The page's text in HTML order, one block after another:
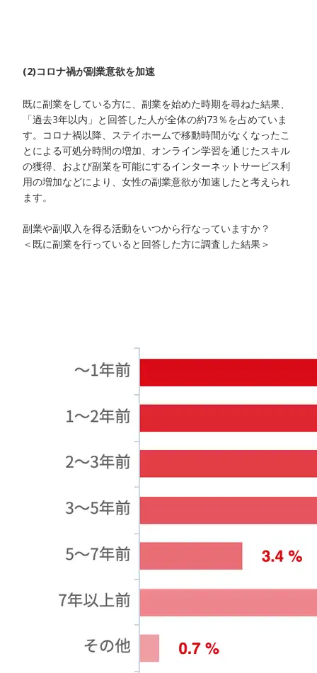
(2)コロナ禍が副業意欲を加速
既に副業をしている方に、副業を始めた時期を尋ねた結果、
「過去3年以内」と回答した人が全体の約73％を占めていま
す。コロナ禍以降、ステイホームで移動時間がなくなったこ
とによる可処分時間の増加、オンライン学習を通じたスキル
の獲得、および副業を可能にするインターネットサービス利
用の増加などにより、女性の副業意欲が加速したと考えられ
ます。
副業や副収入を得る活動をいつから行なっていますか？
＜既に副業を行っていると回答した方に調査した結果＞